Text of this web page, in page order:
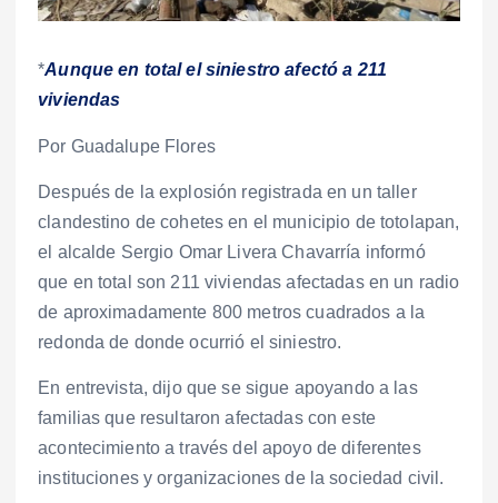
*Aunque en total el siniestro afectó a 211
viviendas
Por Guadalupe Flores
Después de la explosión registrada en un taller
clandestino de cohetes en el municipio de totolapan,
el alcalde Sergio Omar Livera Chavarría informó
que en total son 211 viviendas afectadas en un radio
de aproximadamente 800 metros cuadrados a la
redonda de donde ocurrió el siniestro.
En entrevista, dijo que se sigue apoyando a las
familias que resultaron afectadas con este
acontecimiento a través del apoyo de diferentes
instituciones y organizaciones de la sociedad civil.